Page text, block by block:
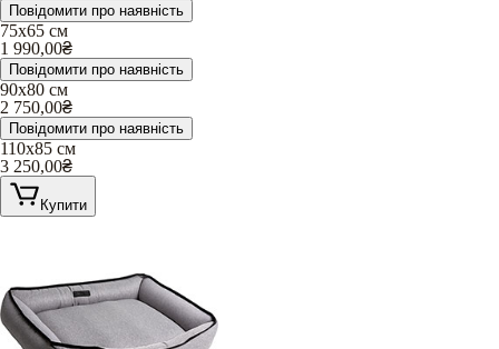
Повідомити про наявність
75х65 см
1 990,00₴
Повідомити про наявність
90х80 см
2 750,00₴
Повідомити про наявність
110х85 см
3 250,00₴
Купити